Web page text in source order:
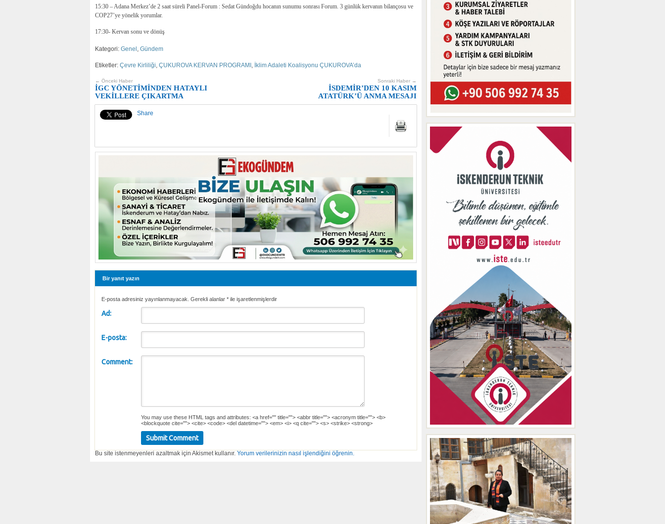
15:30 – Adana Merkez’de 2 saat süreli Panel-Forum : Sedat Gündoğdu hocanın sunumu sonrası Forum. 3 günlük kervanın bilançosu ve
COP27’ye yönelik yorumlar.
17:30- Kervan sonu ve dönüş
Kategori: Genel Gündem
Etiketler: Çevre Kirliliği ÇUKUROVA KERVAN PROGRAMI İklim Adaleti Koalisyonu ÇUKUROVA’da
Sonraki Haber →
İSDEMİR’DEN 10 KASIM
ATATÜRK’Ü ANMA MESAJI
← Önceki Haber
İGC YÖNETİMİNDEN HATAYLI
VEKİLLERE ÇIKARTMA
Share
Bir yanıt yazın
E-posta adresiniz yayınlanmayacak. Gerekli alanlar * ile işaretlenmişlerdir
Ad:
E-posta:
Comment:
You may use these HTML tags and attributes: <a href="" title=""> <abbr title=""> <acronym title=""> <b>
<blockquote cite=""> <cite> <code> <del datetime=""> <em> <i> <q cite=""> <s> <strike> <strong>
Bu site istenmeyenleri azaltmak için Akismet kullanır. Yorum verilerinizin nasıl işlendiğini öğrenin.